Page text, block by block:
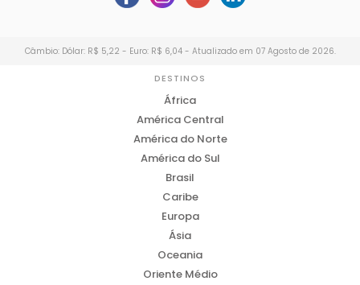
Câmbio: Dólar: R$ 5,22 - Euro: R$ 6,04 - Atualizado em 07 Agosto de 2026.
DESTINOS
África
América Central
América do Norte
América do Sul
Brasil
Caribe
Europa
Ásia
Oceania
Oriente Médio